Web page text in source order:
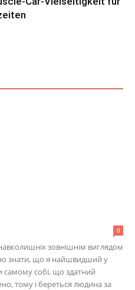
0
зовнішнім виглядом
знати, що я найшвидший у
самому собі, що здатний
тому і береться людина за